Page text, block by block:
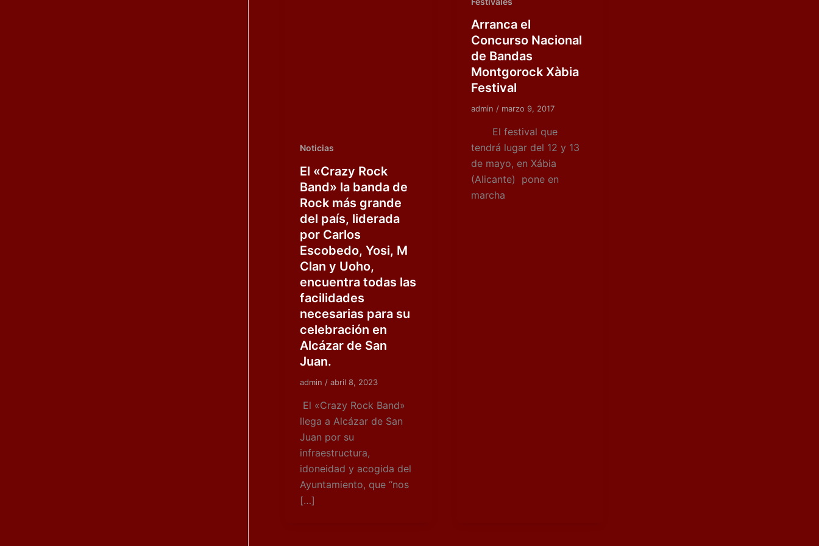
Noticias
El «Crazy Rock
Band» la banda de
Rock más grande
del país, liderada
por Carlos
Escobedo, Yosi, M
Clan y Uoho,
encuentra todas las
facilidades
necesarias para su
celebración en
Alcázar de San
Juan.
admin / abril 8, 2023
El «Crazy Rock Band»
llega a Alcázar de San
Juan por su
infraestructura,
idoneidad y acogida del
Ayuntamiento, que “nos
[…]
Arranca el
Concurso Nacional
de Bandas
Montgorock Xàbia
Festival
admin / marzo 9, 2017
El festival que
tendrá lugar del 12 y 13
de mayo, en Xábia
(Alicante) pone en
marcha